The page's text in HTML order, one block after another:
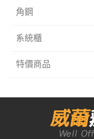
角鋼
系統櫃
特價商品